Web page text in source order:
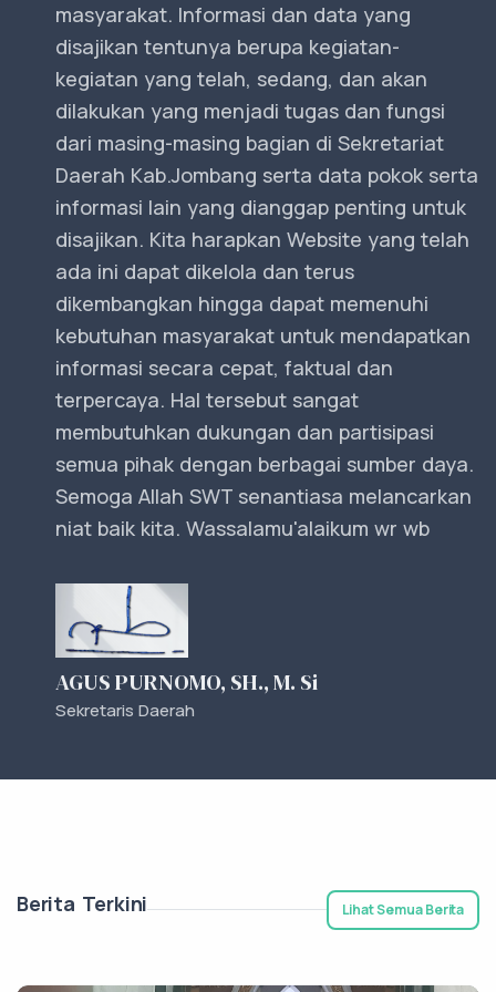
masyarakat. Informasi dan data yang
disajikan tentunya berupa kegiatan-
kegiatan yang telah, sedang, dan akan
dilakukan yang menjadi tugas dan fungsi
dari masing-masing bagian di Sekretariat
Daerah Kab.Jombang serta data pokok serta
informasi lain yang dianggap penting untuk
disajikan. Kita harapkan Website yang telah
ada ini dapat dikelola dan terus
dikembangkan hingga dapat memenuhi
kebutuhan masyarakat untuk mendapatkan
informasi secara cepat, faktual dan
terpercaya. Hal tersebut sangat
membutuhkan dukungan dan partisipasi
semua pihak dengan berbagai sumber daya.
Semoga Allah SWT senantiasa melancarkan
niat baik kita. Wassalamu'alaikum wr wb
AGUS PURNOMO, SH., M. Si
Sekretaris Daerah
Berita Terkini Lihat Semua Berita